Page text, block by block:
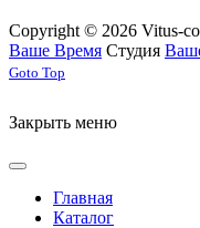
Copyright © 2026 Vitus-
Ваше Время Студия
Joomla! 3 Templates
Goto Top
Закрыть меню
Главная
Каталог